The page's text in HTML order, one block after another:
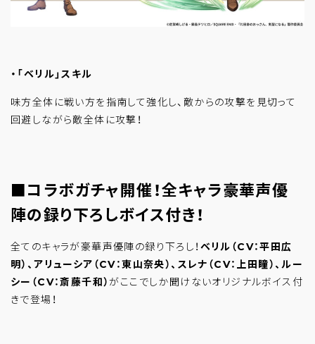
・「ベリル」スキル
味方全体に戦い方を指南して強化し、敵からの攻撃を見切って
回避しながら敵全体に攻撃！
■コラボガチャ開催！全キャラ豪華声優
陣の録り下ろしボイス付き！
全てのキャラが豪華声優陣の録り下ろし！ ベリル（CV：平田広
明）、アリューシア（CV：東山奈央）、スレナ（CV：上田瞳）、ルー
シー（CV：斎藤千和） がここでしか聞けないオリジナルボイス付
きで登場！